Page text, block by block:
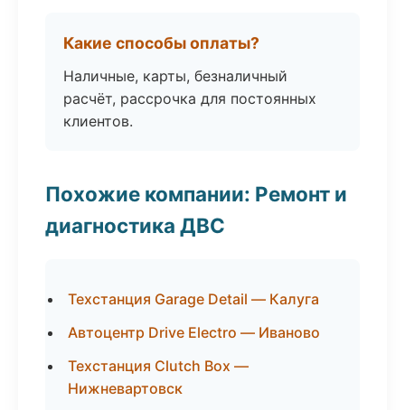
Какие способы оплаты?
Наличные, карты, безналичный
расчёт, рассрочка для постоянных
клиентов.
Похожие компании: Ремонт и
диагностика ДВС
Техстанция Garage Detail — Калуга
Автоцентр Drive Electro — Иваново
Техстанция Clutch Box —
Нижневартовск